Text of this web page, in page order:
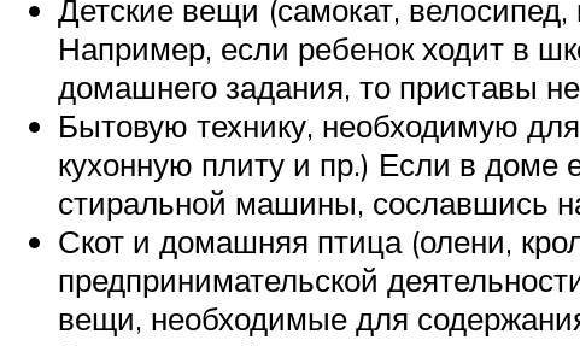
Детские вещи (самокат, велосипед,
Например, если ребенок ходит в
домашнего задания, то приставы
Бытовую технику, необходимую
кухонную плиту и пр.) Если в доме
стиральной машины, сославшись
Скот и домашняя птица (олени,
предпринимательской
вещи, необходимые для